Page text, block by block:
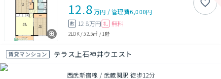
12.8万円 /管理費6,000円
敷 12.8万円 礼 無料
2LDK/52.5㎡ /1階
賃貸マンション テラス上石神井ウエスト
西武新宿線 / 武蔵関駅 徒歩12分